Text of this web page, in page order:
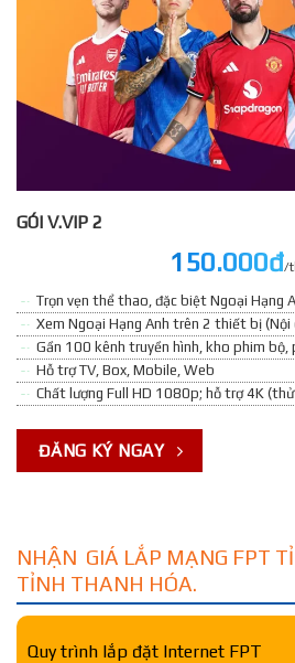
GÓI V.VIP 2
150.000đ/
Trọn vẹn thể thao, đặc biệt Ngoại Hạng
Xem Ngoại Hạng Anh trên 2 thiết bị
Gần 100 kênh truyền hình, kho phim bộ,
Hỗ trợ TV, Box, Mobile, Web
Chất lượng Full HD 1080p; hỗ trợ 4K
ĐĂNG KÝ NGAY
NHẬN GIÁ LẮP MẠNG FPT
TỈNH THANH HÓA.
Quy trình lắp đặt Internet FPT